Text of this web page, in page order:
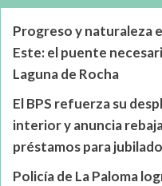
Progreso y naturaleza
Este: el puente
Laguna de Rocha
El BPS refuerza su
interior y anuncia
préstamos para
Policía de La Paloma